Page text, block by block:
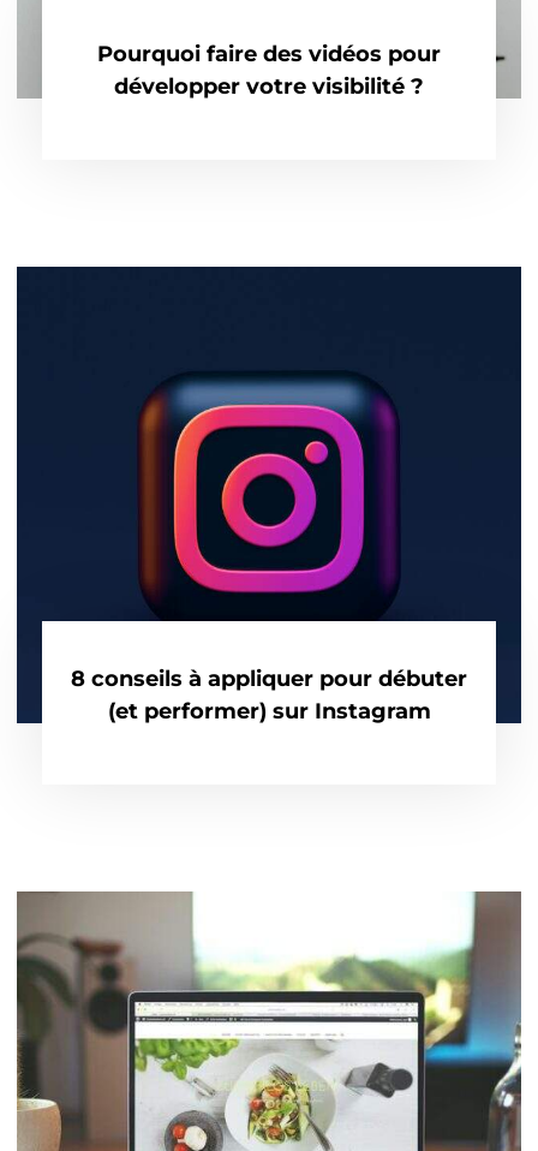
Pourquoi faire des vidéos pour
développer votre visibilité ?
8 conseils à appliquer pour débuter
(et performer) sur Instagram